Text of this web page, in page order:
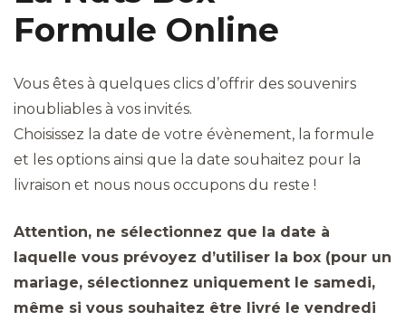
Formule Online
Vous êtes à quelques clics d’offrir des souvenirs
inoubliables à vos invités.
Choisissez la date de votre évènement, la formule
et les options ainsi que la date souhaitez pour la
livraison et nous nous occupons du reste !
Attention, ne sélectionnez que la date à
laquelle vous prévoyez d’utiliser la box (pour un
mariage, sélectionnez uniquement le samedi,
même si vous souhaitez être livré le vendredi